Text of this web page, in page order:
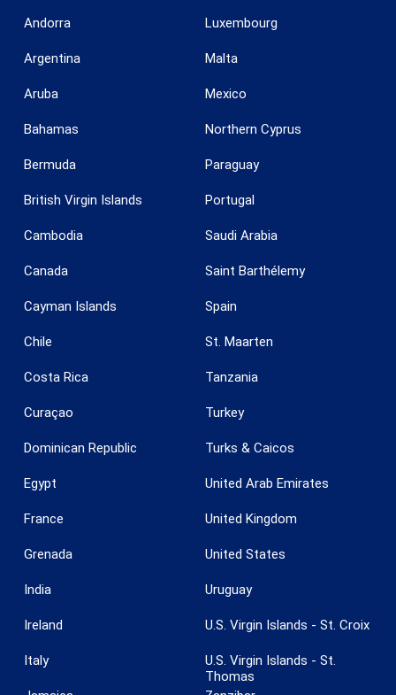
Andorra
Argentina
Aruba
Bahamas
Bermuda
British Virgin Islands
Cambodia
Canada
Cayman Islands
Chile
Costa Rica
Curaçao
Dominican Republic
Egypt
France
Grenada
India
Ireland
Italy
Luxembourg
Malta
Mexico
Northern Cyprus
Paraguay
Portugal
Saudi Arabia
Saint Barthélemy
Spain
St. Maarten
Tanzania
Turkey
Turks & Caicos
United Arab Emirates
United Kingdom
United States
Uruguay
U.S. Virgin Islands - St. Croix
U.S. Virgin Islands - St.
Thomas